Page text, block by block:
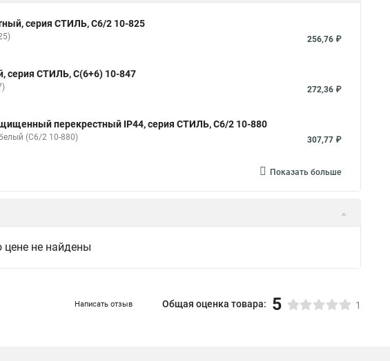
серия СТИЛЬ, С6/2 10-825
256,76 ₽
серия СТИЛЬ, С(6+6) 10-847
272,36 ₽
перекрестный IP44, серия СТИЛЬ, С6/2 10-880
(С6/2 10-880) 307,77 ₽
Показать больше
цене не найдены
Написать отзыв Общая оценка товара: 5 1